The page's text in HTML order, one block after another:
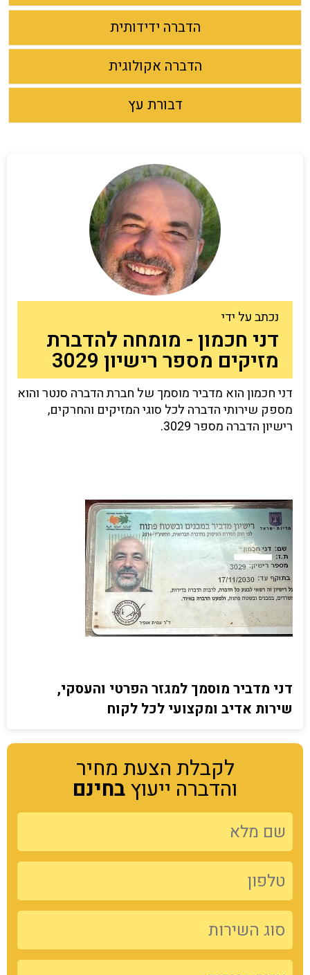
הדברה ידידותית
הדברה אקולוגית
דבורת עץ
נכתב על ידי
דני חכמון - מומחה להדברת
מזיקים מספר רישיון 3029
דני חכמון הוא מדביר מוסמך של חברת הדברה סנטר והוא
מספק שירותי הדברה לכל סוגי המזיקים והחרקים,
רישיון הדברה מספר 3029.
דני מדביר מוסמך למגזר הפרטי והעסקי,
שירות אדיב ומקצועי לכל לקוח
לקבלת הצעת מחיר
והדברה ייעוץבחינם